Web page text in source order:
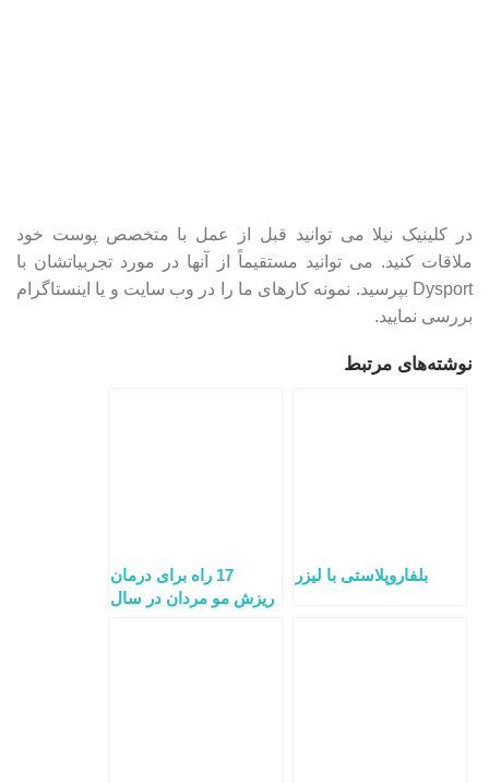
در کلینیک نیلا می توانید قبل از عمل با متخصص پوست خود
ملاقات کنید. می توانید مستقیماً از آنها در مورد تجربیاتشان با
Dysport بپرسید. نمونه کارهای ما را در وب سایت و یا اینستاگرام
بررسی نمایید.
نوشته‌های مرتبط
بلفاروپلاستی با لیزر
17 راه برای درمان
ریزش مو مردان در سال